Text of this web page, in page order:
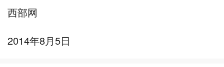
西部网
2014年8月5日